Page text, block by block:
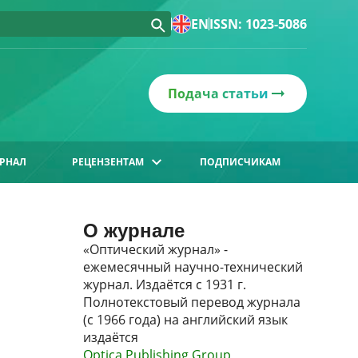
ENISSN: 1023-5086
Подача статьи
РЕЦЕНЗЕНТАМ ПОДПИСЧИКАМ
О журнале
«Оптический журнал» -
ежемесячный научно-технический
журнал. Издаётся с 1931 г.
Полнотекстовый перевод журнала
(с 1966 года) на английский язык
издаётся